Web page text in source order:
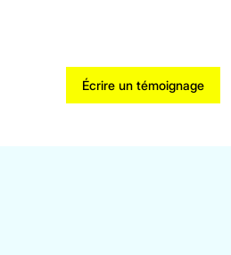
Écrire un témoignage